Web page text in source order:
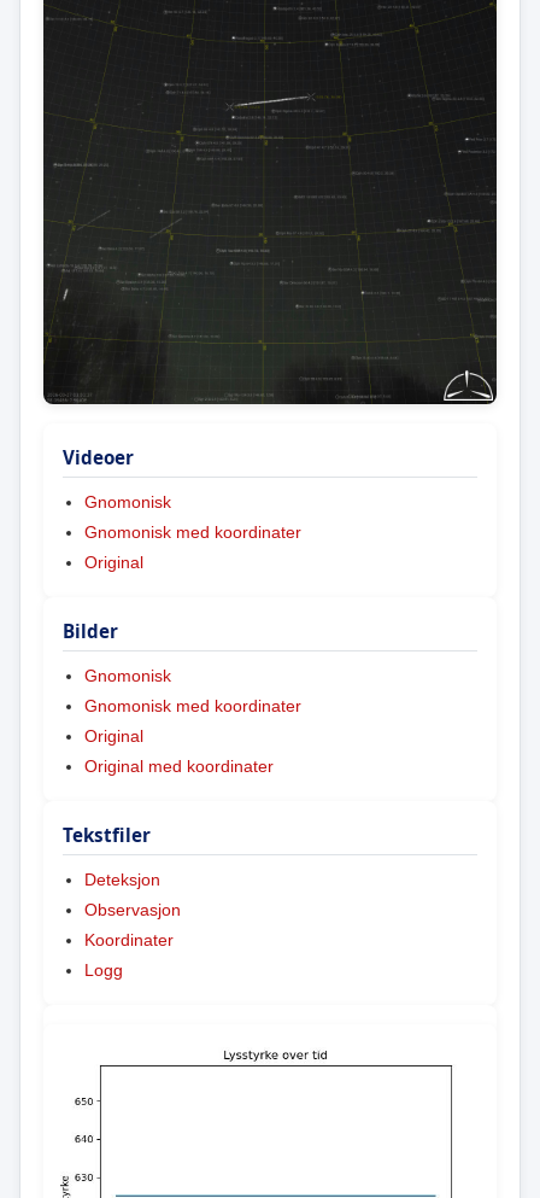
Videoer
Gnomonisk
Gnomonisk med koordinater
Original
Bilder
Gnomonisk
Gnomonisk med koordinater
Original
Original med koordinater
Tekstfiler
Deteksjon
Observasjon
Koordinater
Logg